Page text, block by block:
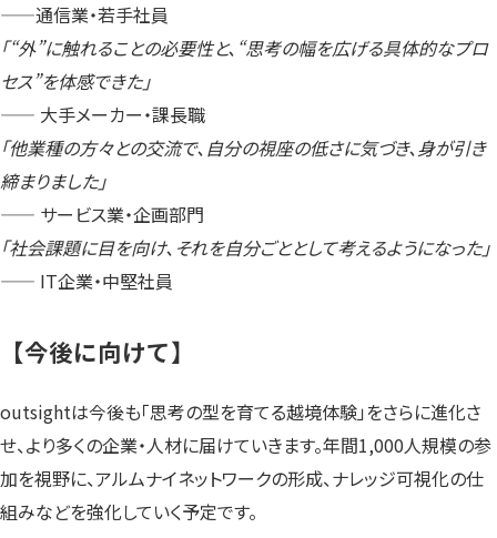
——通信業・若手社員
「“外”に触れることの必要性と、“思考の幅を広げる具体的なプロ
セス”を体感できた」
—— 大手メーカー・課長職
「他業種の方々との交流で、自分の視座の低さに気づき、身が引き
締まりました」
—— サービス業・企画部門
「社会課題に目を向け、それを自分ごととして考えるようになった」
—— IT企業・中堅社員
【今後に向けて】
outsightは今後も「思考の型を育てる越境体験」をさらに進化さ
せ、より多くの企業・人材に届けていきます。年間1,000人規模の参
加を視野に、アルムナイネットワークの形成、ナレッジ可視化の仕
組みなどを強化していく予定です。